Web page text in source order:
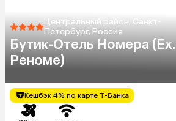
Центральный район, Санкт-
Петербург, Россия
Бутик-Отель Номера (Ex.
Реноме)
Кешбэк 4% по карте Т-Банка